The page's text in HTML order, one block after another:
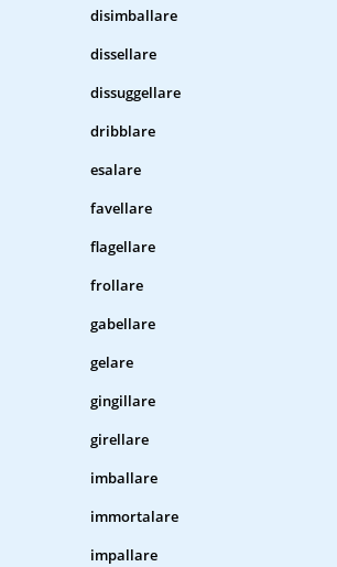
disimballare
dissellare
dissuggellare
dribblare
esalare
favellare
flagellare
frollare
gabellare
gelare
gingillare
girellare
imballare
immortalare
impallare